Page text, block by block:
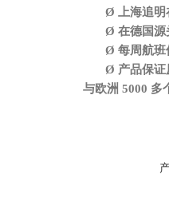
Ø
上海追
Ø 在德国源
Ø 每周航班
Ø 产品保
与欧洲 5000 多